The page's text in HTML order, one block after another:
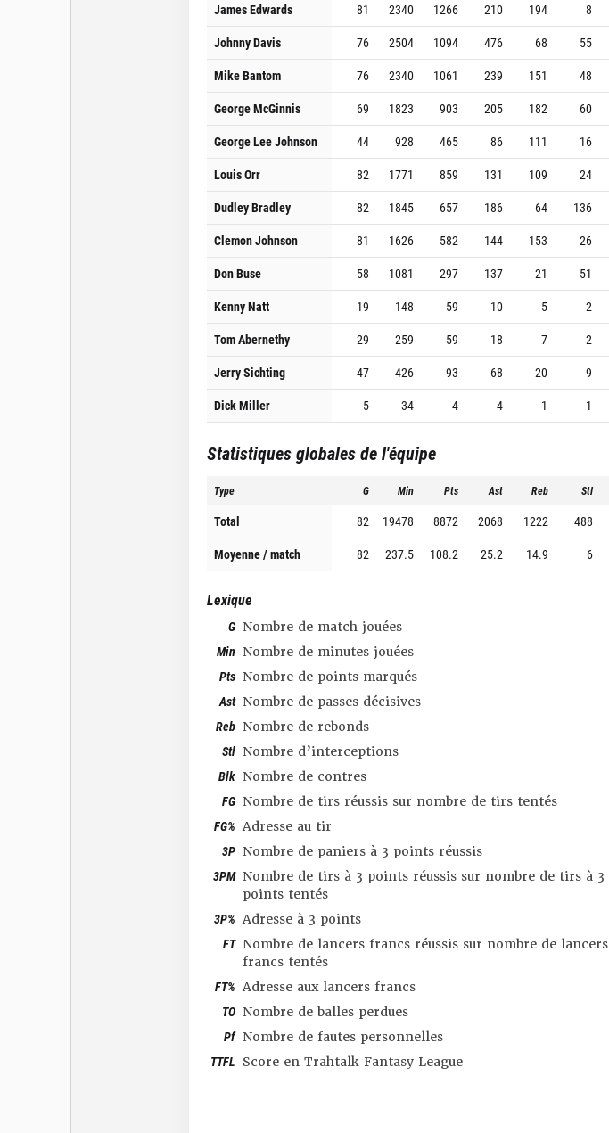
James Edwards
81 2340 1266 210 194 8
Johnny Davis
76 2504 1094 476 68 55
Mike Bantom
76 2340 1061 239 151 48
George McGinnis
69 1823 903 205 182 60
George Lee Johnson
44 928 465 86 111 16
Louis Orr
82 1771 859 131 109 24
Dudley Bradley
82 1845 657 186 64 136
Clemon Johnson
81 1626 582 144 153 26
Don Buse
58 1081 297 137 21 51
Kenny Natt
19 148 59 10 5 2
Tom Abernethy
29 259 59 18 7 2
Jerry Sichting
47 426 93 68 20 9
Dick Miller
5 34 4 4 1 1
Statistiques globales de l'équipe
Type G Min Pts Ast Reb Stl
Total 82 19478 8872 2068 1222 488
Moyenne / match
82 237.5 108.2 25.2 14.9 6
Lexique
G Nombre de match jouées
Min Nombre de minutes jouées
Pts Nombre de points marqués
Ast Nombre de passes décisives
Reb Nombre de rebonds
Stl Nombre d’interceptions
Blk Nombre de contres
FG Nombre de tirs réussis sur nombre de tirs tentés
FG% Adresse au tir
3P Nombre de paniers à 3 points réussis
3PM Nombre de tirs à 3 points réussis sur nombre de tirs à 3
points tentés
3P% Adresse à 3 points
FT Nombre de lancers francs réussis sur nombre de lancers
francs tentés
FT% Adresse aux lancers francs
TO Nombre de balles perdues
Pf Nombre de fautes personnelles
TTFL Score en Trahtalk Fantasy League